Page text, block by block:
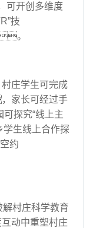
开创多维度
技
。
庄学生可完成
家长可经过手
探究“线上主
学生线上合作探
约
村庄科学教育
动中重塑村庄